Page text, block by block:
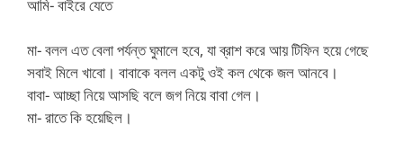
আমি- বাইরে যেতে
মা- বলল এত বেলা পর্যন্ত ঘুমালে হবে, যা ব্রাশ করে আয় টিফিন হয়ে গেছে
সবাই মিলে খাবো। বাবাকে বলল একটু ওই কল থেকে জল আনবে।
বাবা- আচ্ছা নিয়ে আসছি বলে জগ নিয়ে বাবা গেল।
মা- রাতে কি হয়েছিল।